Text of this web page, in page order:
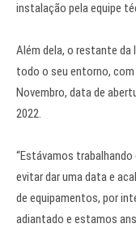
instalação pela equipe
Além dela, o restante da
todo o seu entorno, com
Novembro, data de
2022.
“Estávamos
evitar dar uma data e
de equipamentos, por
adiantado e estamos